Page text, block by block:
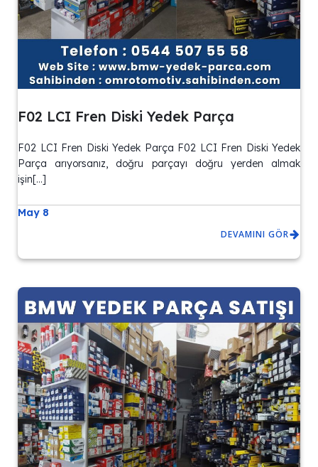
F02 LCI Fren Diski Yedek Parça
F02 LCI Fren Diski Yedek Parça F02 LCI Fren Diski Yedek
Parça arıyorsanız, doğru parçayı doğru yerden almak
işin[…]
May 8
DEVAMINI GÖR